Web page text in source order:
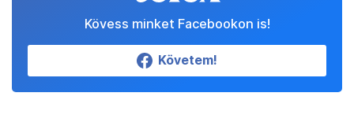
Kövess minket Facebookon is!
Követem!